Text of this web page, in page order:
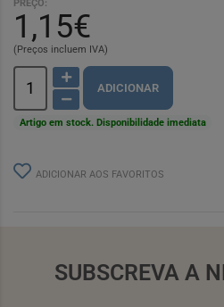
PREÇO:
1,15€
(Preços incluem IVA)
ADICIONAR
Artigo em stock. Disponibilidade imediata
ADICIONAR AOS FAVORITOS
SUBSCREVA A